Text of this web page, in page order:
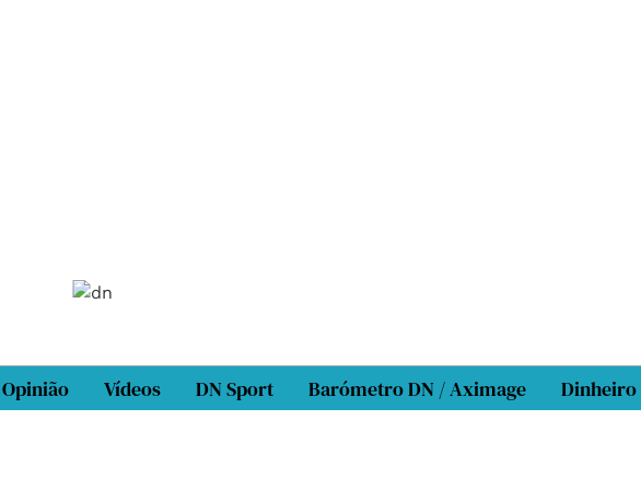
Opinião Vídeos DN Sport Barómetro DN / Aximage Dinheiro